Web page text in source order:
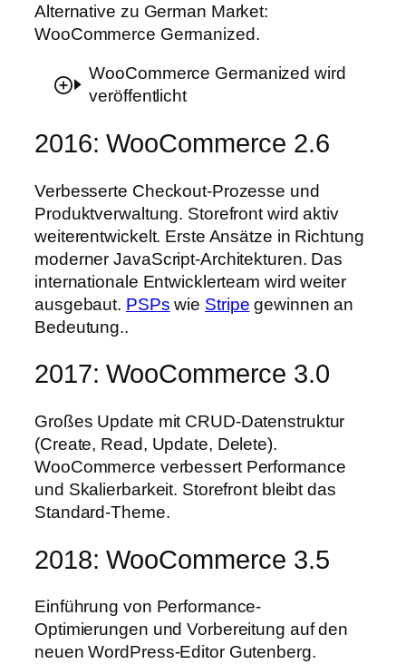
Alternative zu German Market:
WooCommerce Germanized.
WooCommerce Germanized wird
veröffentlicht
2016: WooCommerce 2.6
Verbesserte Checkout-Prozesse und
Produktverwaltung. Storefront wird aktiv
weiterentwickelt. Erste Ansätze in Richtung
moderner JavaScript-Architekturen. Das
internationale Entwicklerteam wird weiter
ausgebaut. PSPs wie Stripe gewinnen an
Bedeutung..
2017: WooCommerce 3.0
Großes Update mit CRUD-Datenstruktur
(Create, Read, Update, Delete).
WooCommerce verbessert Performance
und Skalierbarkeit. Storefront bleibt das
Standard-Theme.
2018: WooCommerce 3.5
Einführung von Performance-
Optimierungen und Vorbereitung auf den
neuen WordPress-Editor Gutenberg.